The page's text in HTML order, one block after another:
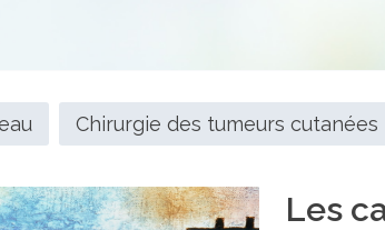
Chirurgie des tumeurs cutanées
Les